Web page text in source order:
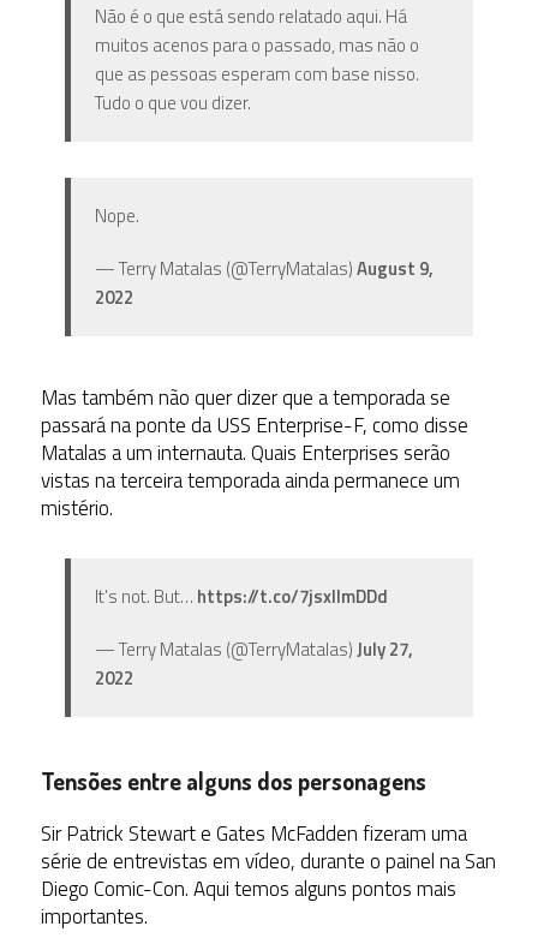
Não é o que está sendo relatado aqui. Há
muitos acenos para o passado, mas não o
que as pessoas esperam com base nisso.
Tudo o que vou dizer.
Nope.
— Terry Matalas (@TerryMatalas)August 9,
2022
Mas também não quer dizer que a temporada se
passará na ponte da USS Enterprise-F, como disse
Matalas a um internauta. Quais Enterprises serão
vistas na terceira temporada ainda permanece um
mistério.
It’s not. But… https://t.co/7jsxIImDDd
— Terry Matalas (@TerryMatalas)July 27,
2022
Tensões entre alguns dos personagens
Sir Patrick Stewart e Gates McFadden fizeram uma
série de entrevistas em vídeo, durante o painel na San
Diego Comic-Con. Aqui temos alguns pontos mais
importantes.